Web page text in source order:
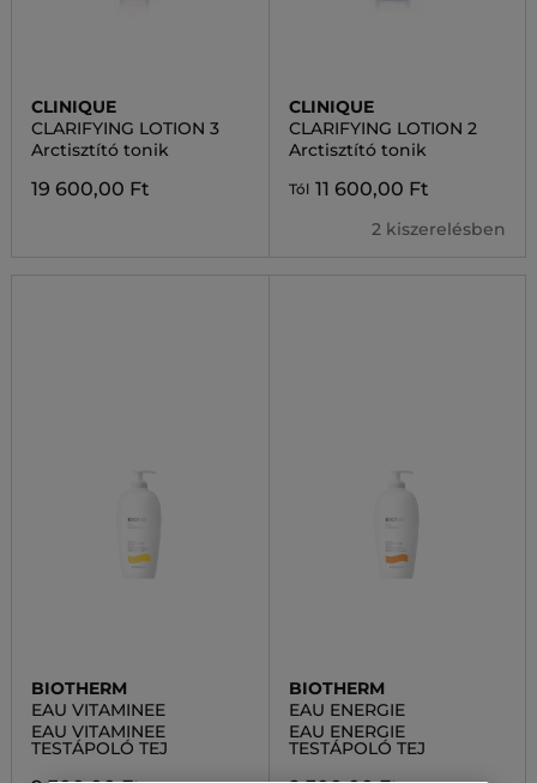
CLINIQUE
CLARIFYING LOTION 3
Arctisztító tonik
19 600,00 Ft
CLINIQUE
CLARIFYING LOTION 2
Arctisztító tonik
Tól 11 600,00 Ft
2 kiszerelésben
BIOTHERM
EAU VITAMINEE
EAU VITAMINEE
TESTÁPOLÓ TEJ
BIOTHERM
EAU ENERGIE
EAU ENERGIE
TESTÁPOLÓ TEJ